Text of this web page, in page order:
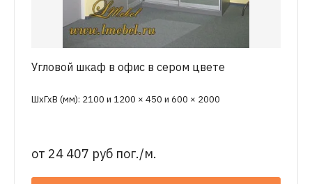
Угловой шкаф в офис в сером цвете
ШхГхВ (мм): 2100 и 1200 × 450 и 600 × 2000
от 24 407 руб пог./м.